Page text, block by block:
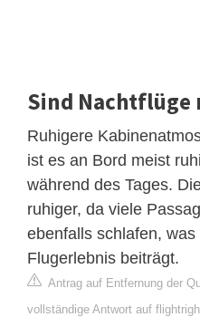
Sind Nachtflüge
Ruhigere
ist es an Bord meist
während des Tages.
ruhiger, da viele
ebenfalls schlafen,
Flugerlebnis beiträgt.
Antrag auf Entfernung der
vollständige Antwort auf